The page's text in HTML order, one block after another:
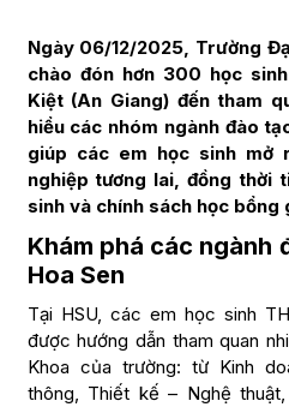
Ngày 06/12/2025, Trường
chào đón hơn 300 học
Kiệt (An Giang) đến tham
hiểu các nhóm ngành đào
giúp các em học sinh mở
nghiệp tương lai, đồng thời
sinh và chính sách học bổng
Khám phá các ngành
Hoa Sen
Tại HSU, các em học sinh
được hướng dẫn tham quan
Khoa của trường: từ Kinh
thông, Thiết kế – Nghệ